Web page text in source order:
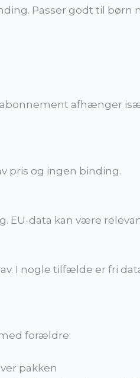
Passer godt til
afhænger
pris og ingen binding.
EU-data kan være
I nogle tilfælde er fri
forældre:
pakken